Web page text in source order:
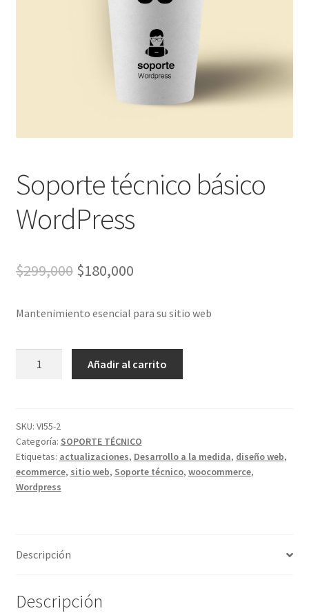
Soporte técnico básico
WordPress
$299,000 El
original
era:
$299,000.
$180,000El
actual
es:
$180,000.
Mantenimiento esencial para su sitio web
cantidad
Añadir al carrito
SKU: VI55-2
Categoría: SOPORTE TÉCNICO
Etiquetas: actualizaciones, Desarrollo a la medida, diseño web,
ecommerce, sitio web, Soporte técnico, woocommerce,
Wordpress
Descripción
Descripción